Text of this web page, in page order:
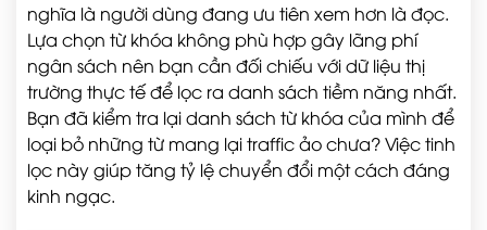
nghĩa là người dùng đang ưu tiên xem hơn là đọc.
Lựa chọn từ khóa không phù hợp gây lãng phí
ngân sách nên bạn cần đối chiếu với dữ liệu thị
trường thực tế để lọc ra danh sách tiềm năng nhất.
Bạn đã kiểm tra lại danh sách từ khóa của mình để
loại bỏ những từ mang lại traffic ảo chưa? Việc tinh
lọc này giúp tăng tỷ lệ chuyển đổi một cách đáng
kinh ngạc.